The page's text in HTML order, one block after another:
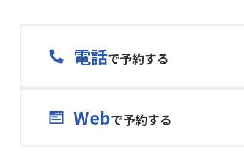
電話で予約する
Webで予約する